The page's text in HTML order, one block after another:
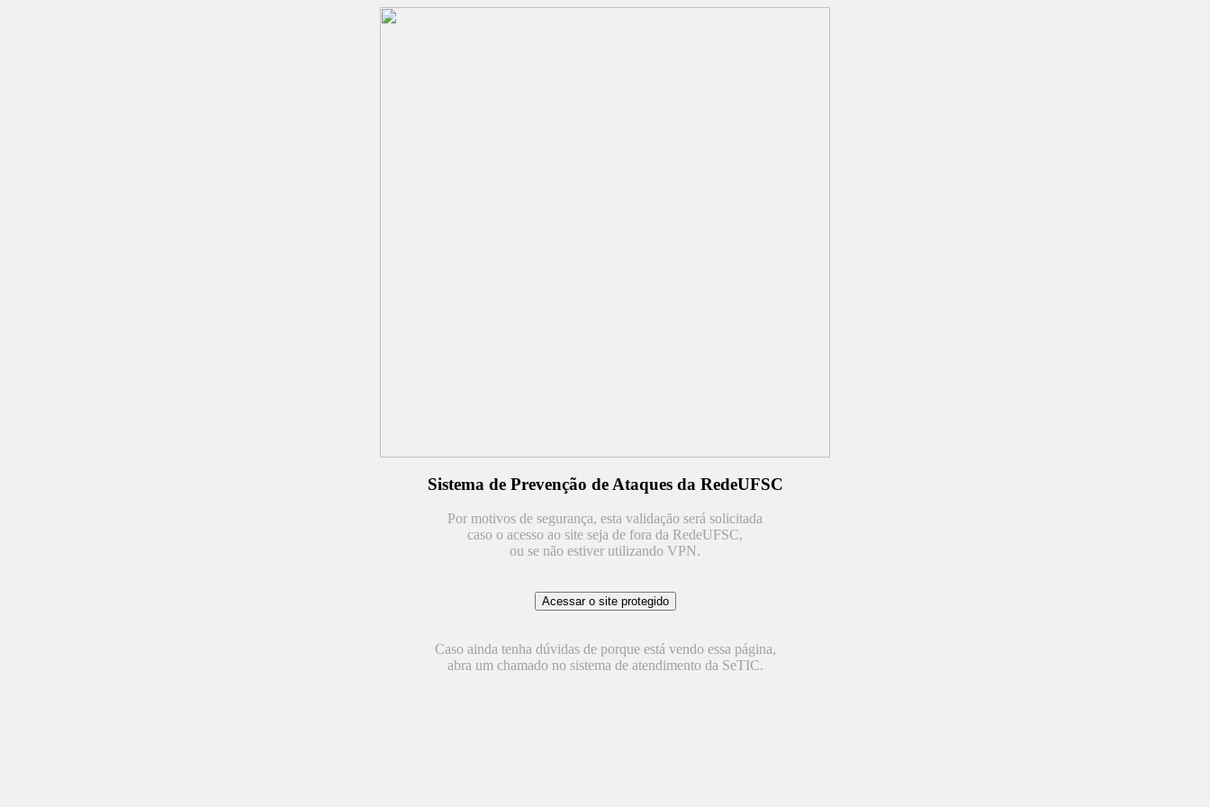
Sistema de Prevenção de Ataques da RedeUFSC
Por motivos de segurança, esta validação será solicitada
caso o acesso ao site seja de fora da RedeUFSC,
ou se não estiver utilizando VPN.
Caso ainda tenha dúvidas de porque está vendo essa página,
abra um chamado no sistema de atendimento da SeTIC.